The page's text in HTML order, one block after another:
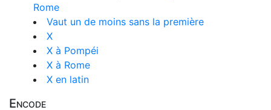
Rome
Vaut un de moins sans la première
X
X à Pompéi
X à Rome
X en latin
Encode